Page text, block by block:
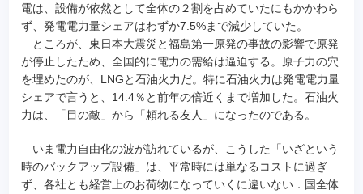
電は、設備が依然として全体の２割を占めていたにもかかわら
ず、発電電力量シェアはわずか7.5%まで減少していた。
ところが、東日本大震災と福島第一原発の事故の影響で原発
が停止したため、全国的に電力の需給は逼迫する。原子力の穴
を埋めたのが、LNGと石油火力だ。特に石油火力は発電電力量
シェアで言うと、14.4％と前年の倍近くまで増加した。石油火
力は、「目の敵」から「頼れる友人」になったのである。
いま電力自由化の波が訪れているが、こうした「いざという
時のバックアップ設備」は、平常時には単なるコストに過ぎ
ず、各社とも経営上のお荷物になっていくに違いない．国全体